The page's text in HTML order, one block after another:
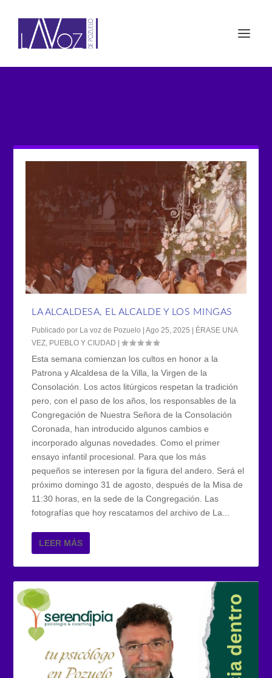
LA ALCALDESA, EL ALCALDE Y LOS MINGAS
Publicado por La voz de Pozuelo |Ago 25, 2025 | ÉRASE UNA
VEZ PUEBLO Y CIUDAD |
Esta semana comienzan los cultos en honor a la
Patrona y Alcaldesa de la Villa, la Virgen de la
Consolación. Los actos litúrgicos respetan la tradición
pero, con el paso de los años, los responsables de la
Congregación de Nuestra Señora de la Consolación
Coronada, han introducido algunos cambios e
incorporado algunas novedades. Como el primer
ensayo infantil procesional. Para que los más
pequeños se interesen por la figura del andero. Será el
próximo domingo 31 de agosto, después de la Misa de
11:30 horas, en la sede de la Congregación. Las
fotografías que hoy rescatamos del archivo de La...
LEER MÁS